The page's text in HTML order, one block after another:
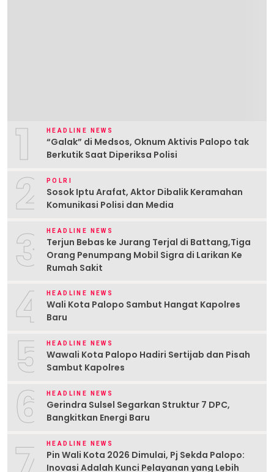
1 HEADLINE NEWS
“Galak” di Medsos, Oknum Aktivis Palopo tak
Berkutik Saat Diperiksa Polisi
2 POLRI
Sosok Iptu Arafat, Aktor Dibalik Keramahan
Komunikasi Polisi dan Media
3 HEADLINE NEWS
Terjun Bebas ke Jurang Terjal di Battang,Tiga
Orang Penumpang Mobil Sigra di Larikan Ke
Rumah Sakit
4 HEADLINE NEWS
Wali Kota Palopo Sambut Hangat Kapolres
Baru
5 HEADLINE NEWS
Wawali Kota Palopo Hadiri Sertijab dan Pisah
Sambut Kapolres
6 HEADLINE NEWS
Gerindra Sulsel Segarkan Struktur 7 DPC,
Bangkitkan Energi Baru
HEADLINE NEWS
Pin Wali Kota 2026 Dimulai, Pj Sekda Palopo:
Inovasi Adalah Kunci Pelayanan yang Lebih